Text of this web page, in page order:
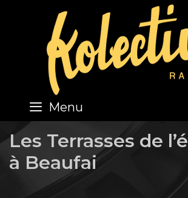
content
Menu
Les Terrasses de
à Beaufai